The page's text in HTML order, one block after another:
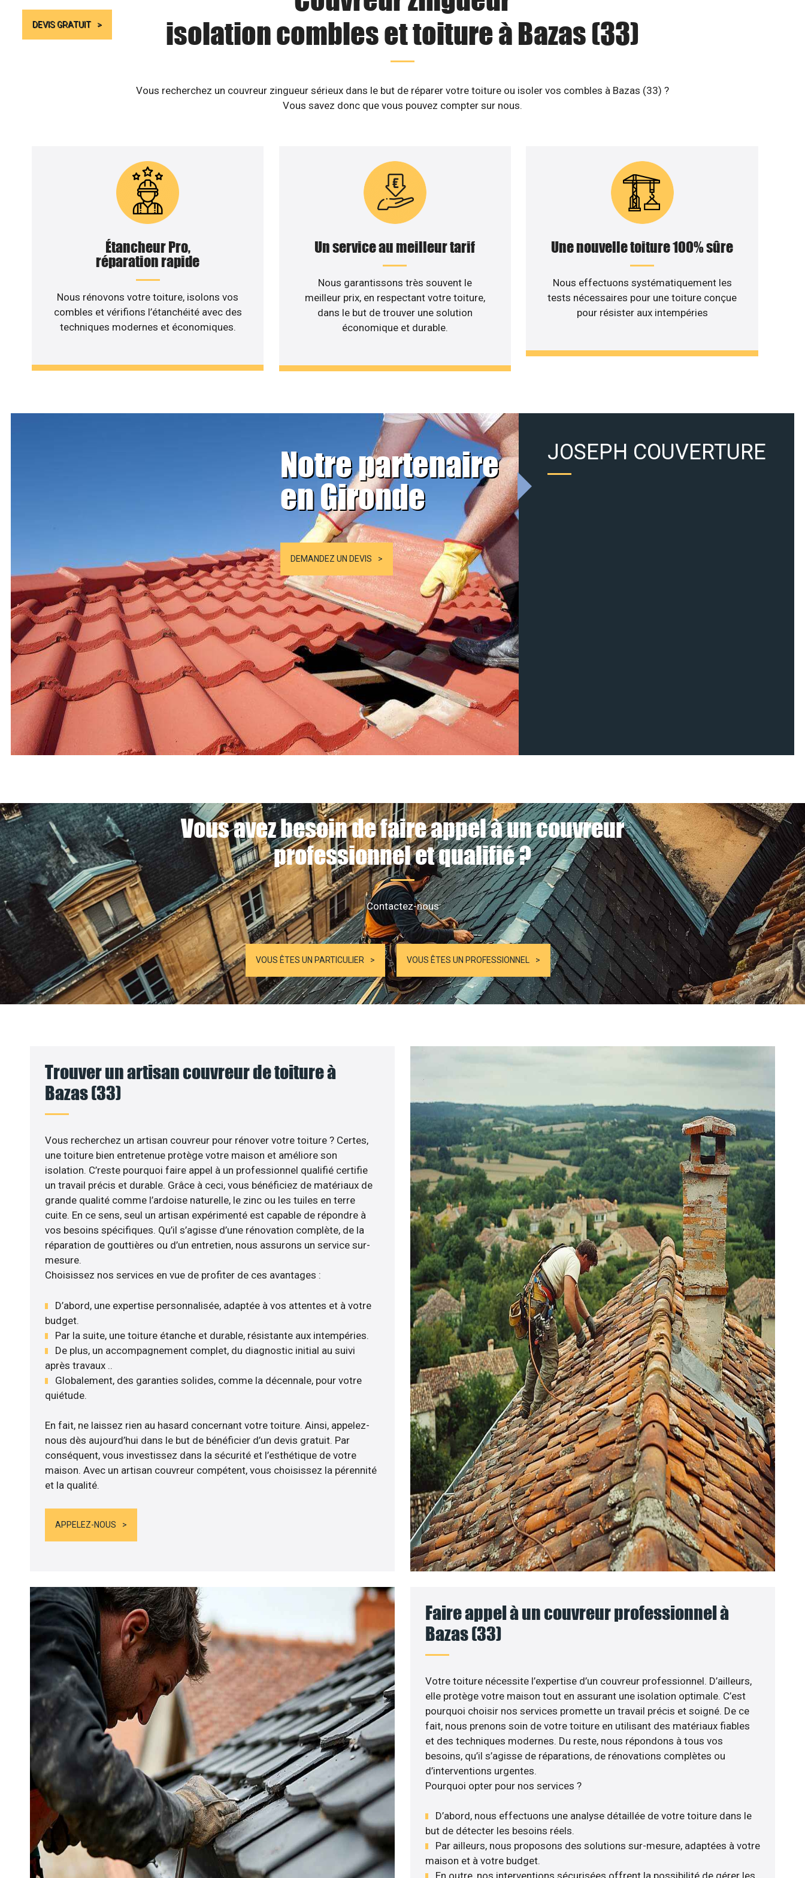
DEVIS GRATUIT
isolation combles et toiture à Bazas (33)
Vous recherchez un couvreur zingueur sérieux dans le but de réparer votre toiture ou isoler vos combles à Bazas (33) ?
Vous savez donc que vous pouvez compter sur nous.
Étancheur Pro,
réparation rapide
Nous rénovons votre toiture, isolons vos
combles et vérifions l’étanchéité avec des
techniques modernes et économiques.
Un service au meilleur tarif
Nous garantissons très souvent le
meilleur prix, en respectant votre toiture,
dans le but de trouver une solution
économique et durable.
Une nouvelle toiture 100% sûre
Nous effectuons systématiquement les
tests nécessaires pour une toiture conçue
pour résister aux intempéries
Notre partenaire
en Gironde
DEMANDEZ UN DEVIS
JOSEPH COUVERTURE
Vous avez besoin de faire appel à un couvreur
professionnel et qualifié ?
Contactez-nous
VOUS ÊTES UN PARTICULIER VOUS ÊTES UN PROFESSIONNEL
Trouver un artisan couvreur de toiture à
Bazas (33)
Vous recherchez un artisan couvreur pour rénover votre toiture ? Certes,
une toiture bien entretenue protège votre maison et améliore son
isolation. C’reste pourquoi faire appel à un professionnel qualifié certifie
un travail précis et durable. Grâce à ceci, vous bénéficiez de matériaux de
grande qualité comme l’ardoise naturelle, le zinc ou les tuiles en terre
cuite. En ce sens, seul un artisan expérimenté est capable de répondre à
vos besoins spécifiques. Qu’il s’agisse d’une rénovation complète, de la
réparation de gouttières ou d’un entretien, nous assurons un service sur-
mesure.
Choisissez nos services en vue de profiter de ces avantages :
D’abord, une expertise personnalisée, adaptée à vos attentes et à votre
budget.
Par la suite, une toiture étanche et durable, résistante aux intempéries.
De plus, un accompagnement complet, du diagnostic initial au suivi
après travaux ..
Globalement, des garanties solides, comme la décennale, pour votre
quiétude.
En fait, ne laissez rien au hasard concernant votre toiture. Ainsi, appelez-
nous dès aujourd’hui dans le but de bénéficier d’un devis gratuit. Par
conséquent, vous investissez dans la sécurité et l’esthétique de votre
maison. Avec un artisan couvreur compétent, vous choisissez la pérennité
et la qualité.
APPELEZ-NOUS
Faire appel à un couvreur professionnel à
Bazas (33)
Votre toiture nécessite l’expertise d’un couvreur professionnel. D’ailleurs,
elle protège votre maison tout en assurant une isolation optimale. C’est
pourquoi choisir nos services promette un travail précis et soigné. De ce
fait, nous prenons soin de votre toiture en utilisant des matériaux fiables
et des techniques modernes. Du reste, nous répondons à tous vos
besoins, qu’il s’agisse de réparations, de rénovations complètes ou
d’interventions urgentes.
Pourquoi opter pour nos services ?
D’abord, nous effectuons une analyse détaillée de votre toiture dans le
but de détecter les besoins réels.
Par ailleurs, nous proposons des solutions sur-mesure, adaptées à votre
maison et à votre budget.